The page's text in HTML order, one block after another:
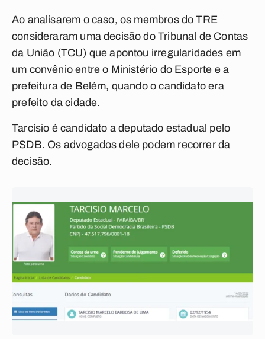
Ao analisarem o caso, os membros do TRE
consideraram uma decisão do Tribunal de Contas
da União (TCU) que apontou irregularidades em
um convênio entre o Ministério do Esporte e a
prefeitura de Belém, quando o candidato era
prefeito da cidade.
Tarcísio é candidato a deputado estadual pelo
PSDB. Os advogados dele podem recorrer da
decisão.